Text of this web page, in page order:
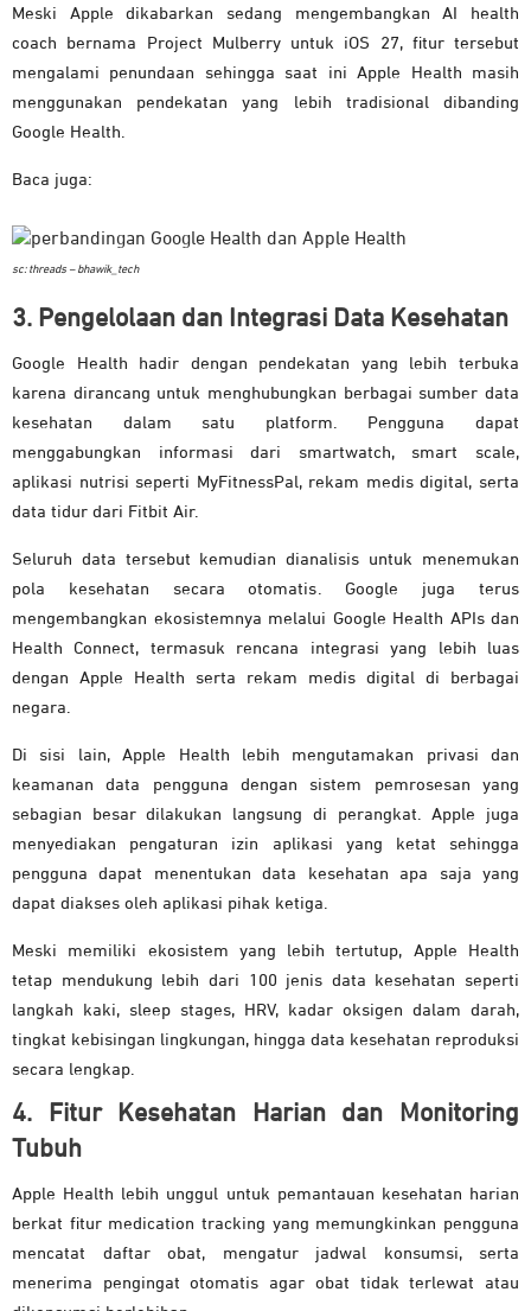
Meski Apple dikabarkan sedang mengembangkan AI health
coach bernama Project Mulberry untuk iOS 27, fitur tersebut
mengalami penundaan sehingga saat ini Apple Health masih
menggunakan pendekatan yang lebih tradisional dibanding
Google Health.
Baca juga:
sc: threads – bhawik_tech
3. Pengelolaan dan Integrasi Data Kesehatan
Google Health hadir dengan pendekatan yang lebih terbuka
karena dirancang untuk menghubungkan berbagai sumber data
kesehatan dalam satu platform. Pengguna dapat
menggabungkan informasi dari smartwatch, smart scale,
aplikasi nutrisi seperti MyFitnessPal, rekam medis digital, serta
data tidur dari Fitbit Air.
Seluruh data tersebut kemudian dianalisis untuk menemukan
pola kesehatan secara otomatis. Google juga terus
mengembangkan ekosistemnya melalui Google Health APIs dan
Health Connect, termasuk rencana integrasi yang lebih luas
dengan Apple Health serta rekam medis digital di berbagai
negara.
Di sisi lain, Apple Health lebih mengutamakan privasi dan
keamanan data pengguna dengan sistem pemrosesan yang
sebagian besar dilakukan langsung di perangkat. Apple juga
menyediakan pengaturan izin aplikasi yang ketat sehingga
pengguna dapat menentukan data kesehatan apa saja yang
dapat diakses oleh aplikasi pihak ketiga.
Meski memiliki ekosistem yang lebih tertutup, Apple Health
tetap mendukung lebih dari 100 jenis data kesehatan seperti
langkah kaki, sleep stages, HRV, kadar oksigen dalam darah,
tingkat kebisingan lingkungan, hingga data kesehatan reproduksi
secara lengkap.
4. Fitur Kesehatan Harian dan Monitoring
Tubuh
Apple Health lebih unggul untuk pemantauan kesehatan harian
berkat fitur medication tracking yang memungkinkan pengguna
mencatat daftar obat, mengatur jadwal konsumsi, serta
menerima pengingat otomatis agar obat tidak terlewat atau